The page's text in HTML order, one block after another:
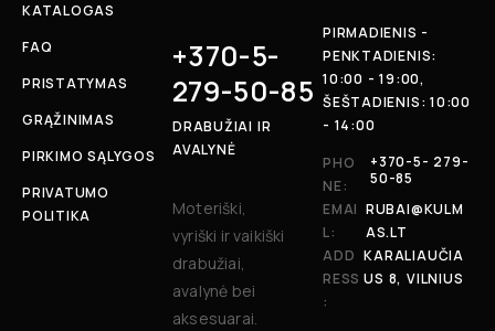
KATALOGAS
FAQ
PRISTATYMAS
GRĄŽINIMAS
PIRKIMO SĄLYGOS
PRIVATUMO
POLITIKA
+370-5-
279-50-85
DRABUŽIAI IR
AVALYNĖ
Moteriški,
vyriški ir vaikiški
drabužiai,
avalynė bei
aksesuarai.
PIRMADIENIS -
PENKTADIENIS:
10:00 - 19:00,
ŠEŠTADIENIS: 10:00
- 14:00
PHO
NE:
+370-5- 279-
50-85
EMAI
L:
RUBAI@KULM
AS.LT
ADD
RESS
:
KARALIAUČIA
US 8, VILNIUS